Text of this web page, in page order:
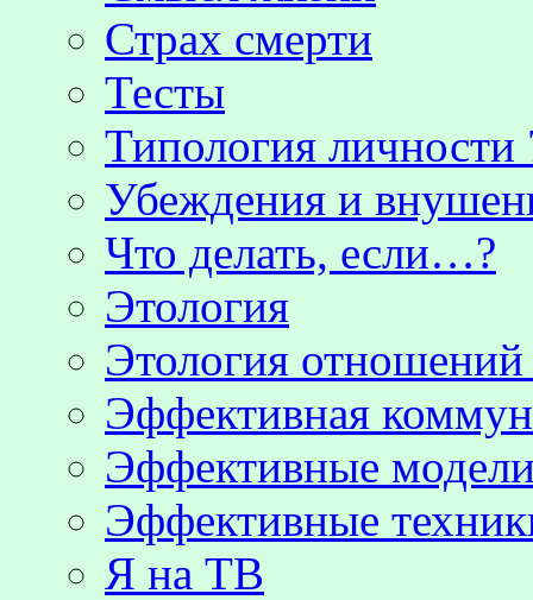
Страх смерти
Тесты
Типология личности
Убеждения и
Что делать, если…?
Этология
Этология
Эффективная
Эффективные
Эффективные
Я на ТВ